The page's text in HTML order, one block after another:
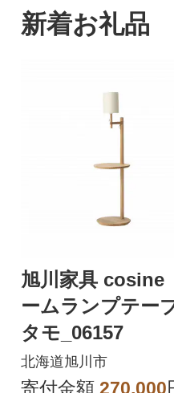
新着お礼品
旭川家具
ームランプテー
タモ_06157
北海道旭川市
寄付金額 270,000